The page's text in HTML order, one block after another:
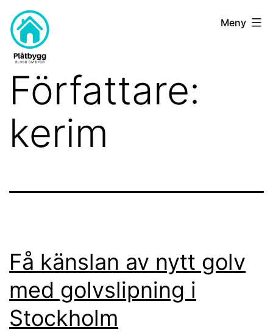
Hoppa
till
innehåll
Plat-
bygg.nu
Meny
Författare:
kerim
Få känslan av nytt golv
med golvslipning i
Stockholm